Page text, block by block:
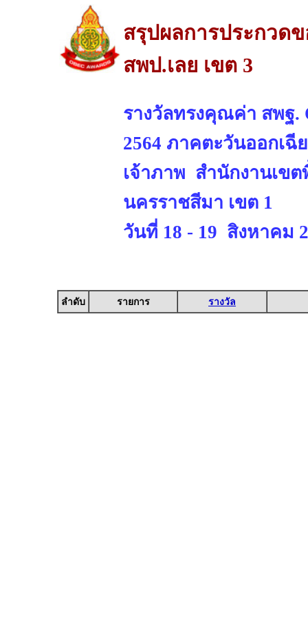
สรุปผลการประกวด
สพป.เลย เขต 3
รางวัลทรงคุณค่า สพฐ.
2564 ภาคตะวันออกเ
เจ้าภาพ สำนักงานเข
นครราชสีมา เขต 1
วันที่ 18 - 19 สิงหาคม
ลำดับ รายการ รางวัล